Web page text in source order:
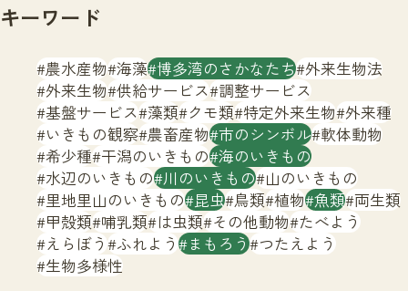
サイトマップ
キーワード
農水産物 海藻 博多湾のさかなたち 外来生物法
外来生物 供給サービス 調整サービス
基盤サービス 藻類 クモ類 特定外来生物 外来種
いきもの観察 農畜産物 市のシンボル 軟体動物
希少種 干潟のいきもの 海のいきもの
水辺のいきもの 川のいきもの 山のいきもの
里地里山のいきもの 昆虫 鳥類 植物 魚類 両生類
甲殻類 哺乳類 は虫類 その他動物 たべよう
えらぼう ふれよう まもろう つたえよう
生物多様性